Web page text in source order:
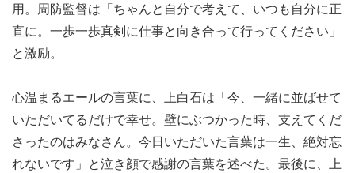
用。周防監督は「ちゃんと自分で考えて、いつも自分に正
直に。一歩一歩真剣に仕事と向き合って行ってください」
と激励。
心温まるエールの言葉に、上白石は「今、一緒に並ばせて
いただいてるだけで幸せ。壁にぶつかった時、支えてくだ
さったのはみなさん。今日いただいた言葉は一生、絶対忘
れないです」と泣き顔で感謝の言葉を述べた。最後に、上